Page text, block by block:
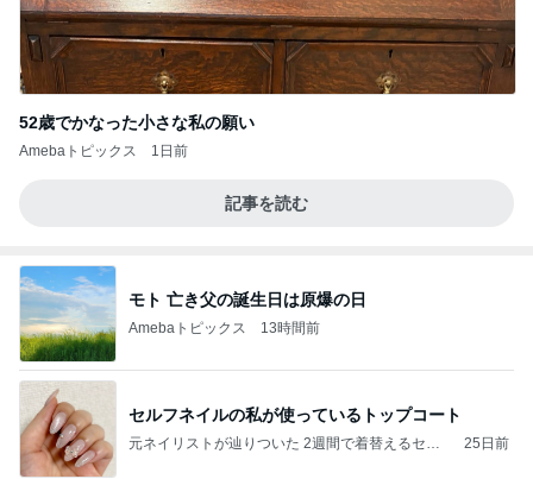
52歳でかなった小さな私の願い
Amebaトピックス 1日前
記事を読む
モト 亡き父の誕生日は原爆の日
Amebaトピックス 13時間前
セルフネイルの私が使っているトップコート
元ネイリストが辿りついた 2週間で着替えるセル
25日前